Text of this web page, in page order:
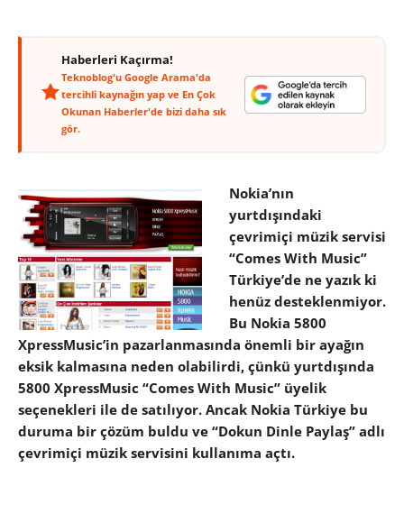
Haberleri Kaçırma!
Teknoblog'u Google Arama'da
tercihli kaynağın yap ve En Çok
Okunan Haberler'de bizi daha sık
gör.
Nokia’nın
yurtdışındaki
çevrimiçi müzik servisi
“Comes With Music”
Türkiye’de ne yazık ki
henüz desteklenmiyor.
Bu Nokia 5800
XpressMusic’in pazarlanmasında önemli bir ayağın
eksik kalmasına neden olabilirdi, çünkü yurtdışında
5800 XpressMusic “Comes With Music” üyelik
seçenekleri ile de satılıyor. Ancak Nokia Türkiye bu
duruma bir çözüm buldu ve “Dokun Dinle Paylaş” adlı
çevrimiçi müzik servisini kullanıma açtı.